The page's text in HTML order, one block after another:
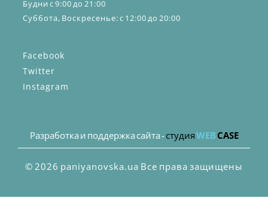
Будни с 9:00 до 21:00
Суббота, Воскресенье: с 12:00 до 20:00
Facebook
Twitter
Instagram
Разработка и поддержка сайта -студияWEB CASE
© 2026 paniyanovska.ua Все права защищены